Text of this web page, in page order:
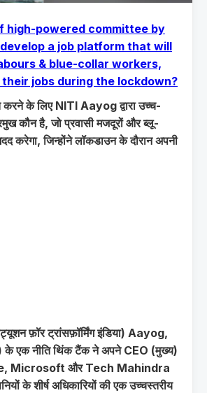
high-powered committee by
a job platform that will
& blue-collar workers,
jobs during the lockdown?
करने के लिए NITI Aayog द्वारा उच्च-
कौन है, जो प्रवासी मजदूरों और ब्लू-
करेगा, जिन्होंने लॉकडाउन के दौरान अपनी
फ़ॉर ट्रांसफ़ॉर्मिंग इंडिया) Aayog,
के एक नीति थिंक टैंक ने अपने CEO (मुख्य)
Microsoft और Tech Mahindra
के शीर्ष अधिकारियों की एक उच्चस्तरीय